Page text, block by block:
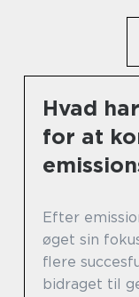
Hvad
for at
Efter
øget sin
flere
bidraget til